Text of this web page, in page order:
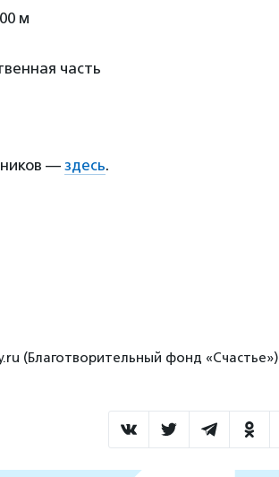
м
часть
— здесь.
(Благотворительный фонд «Счастье»)